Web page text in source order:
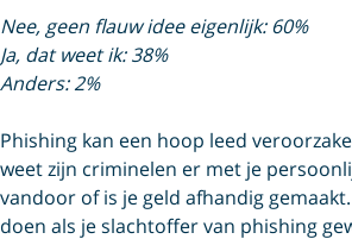
Nee, geen flauw idee eigenlijk: 60%
Ja, dat weet ik: 38%
Anders: 2%
Phishing kan een hoop leed
weet zijn criminelen er met je
vandoor of is je geld afhandig
doen als je slachtoffer van phishing